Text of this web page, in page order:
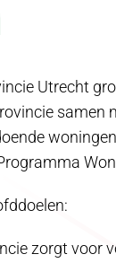
Utrecht
samen
zorgt voor